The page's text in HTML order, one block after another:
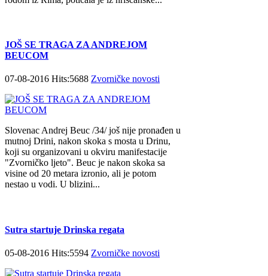
JOŠ SE TRAGA ZA ANDREJOM
BEUCOM
07-08-2016 Hits:5688 Zvorničke novosti
Slovenac Andrej Beuc /34/ još nije pronađen u
mutnoj Drini, nakon skoka s mosta u Drinu,
koji su organizovani u okviru manifestacije
"Zvorničko ljeto". Beuc je nakon skoka sa
visine od 20 metara izronio, ali je potom
nestao u vodi. U blizini...
Sutra startuje Drinska regata
05-08-2016 Hits:5594 Zvorničke novosti